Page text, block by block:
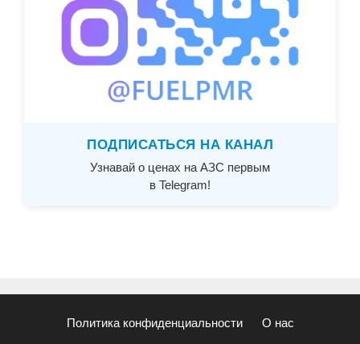
ПОДПИСАТЬСЯ НА КАНАЛ
Узнавай о ценах на АЗС первым
в Telegram!
Политика конфиденциальности О нас